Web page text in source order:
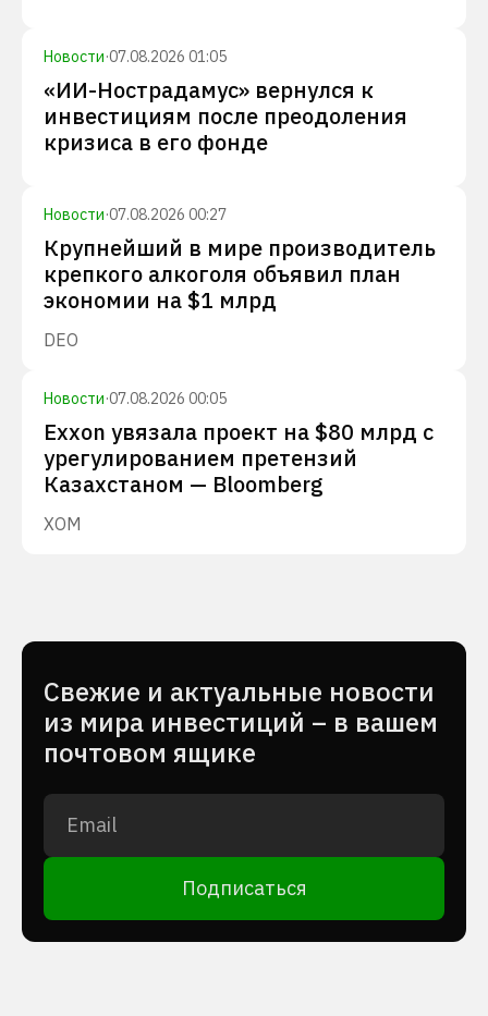
Новости·07.08.2026 01:05
«ИИ-Нострадамус» вернулся к
инвестициям после преодоления
кризиса в его фонде
Новости·07.08.2026 00:27
Крупнейший в мире производитель
крепкого алкоголя объявил план
экономии на $1 млрд
DEO
Новости·07.08.2026 00:05
Exxon увязала проект на $80 млрд с
урегулированием претензий
Казахстаном — Bloomberg
XOM
Cвежие и актуальные новости
из мира инвестиций – в вашем
почтовом ящике
Подписаться